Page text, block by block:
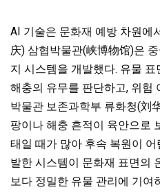
AI 기술은 문화재 예방 차원에
庆) 삼협박물관(峡博物馆)은
지 시스템을 개발했다. 유물
해충의 유무를 판단하고, 위험
박물관 보존과학부 류화청(刘
팡이나 해충 흔적이 육안으로
태일 때가 많아 후속 복원이 어
발한 시스템이 문화재 표면의
보다 정밀한 유물 관리에 기여